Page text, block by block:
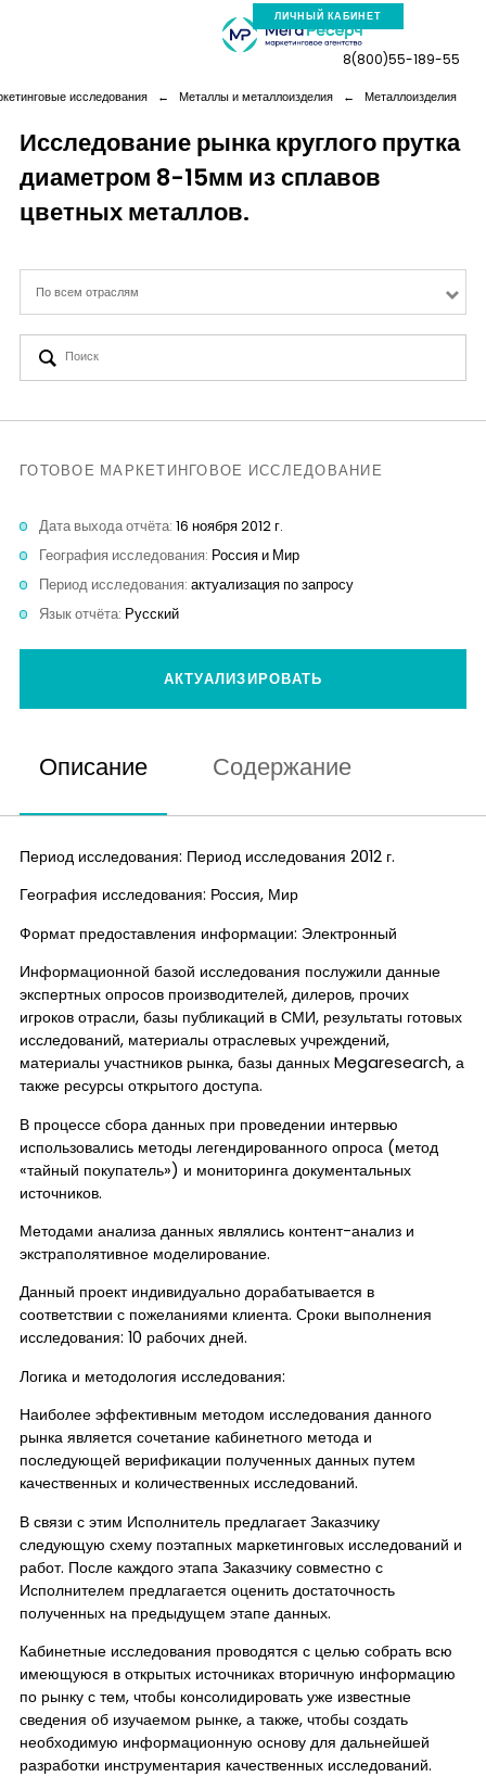
ЛИЧНЫЙ КАБИНЕТ
Компания
Новая реальность
Кейсы
8(800)55-189-55
исследования ← Металлы и металлоизделия ← Металлоизделия
Исследование рынка круглого прутка
диаметром 8-15мм из сплавов
цветных металлов.
По всем отраслям
ГОТОВОЕ МАРКЕТИНГОВОЕ ИССЛЕДОВАНИЕ
Дата выхода отчёта: 16 ноября 2012 г.
География исследования: Россия и Мир
Период исследования: актуализация по запросу
Язык отчёта: Русский
АКТУАЛИЗИРОВАТЬ
Описание Содержание
Период исследования: Период исследования 2012 г.
География исследования: Россия, Мир
Формат предоставления информации: Электронный
Информационной базой исследования послужили данные
экспертных опросов производителей, дилеров, прочих
игроков отрасли, базы публикаций в СМИ, результаты готовых
исследований, материалы отраслевых учреждений,
материалы участников рынка, базы данных Megaresearch, а
также ресурсы открытого доступа.
В процессе сбора данных при проведении интервью
использовались методы легендированного опроса (метод
«тайный покупатель») и мониторинга документальных
источников.
Методами анализа данных являлись контент-анализ и
экстраполятивное моделирование.
Данный проект индивидуально дорабатывается в
соответствии с пожеланиями клиента. Сроки выполнения
исследования: 10 рабочих дней.
Логика и методология исследования:
Наиболее эффективным методом исследования данного
рынка является сочетание кабинетного метода и
последующей верификации полученных данных путем
качественных и количественных исследований.
В связи с этим Исполнитель предлагает Заказчику
следующую схему поэтапных маркетинговых исследований и
работ. После каждого этапа Заказчику совместно с
Исполнителем предлагается оценить достаточность
полученных на предыдущем этапе данных.
Кабинетные исследования проводятся с целью собрать всю
имеющуюся в открытых источниках вторичную информацию
по рынку с тем, чтобы консолидировать уже известные
сведения об изучаемом рынке, а также, чтобы создать
необходимую информационную основу для дальнейшей
разработки инструментария качественных исследований.